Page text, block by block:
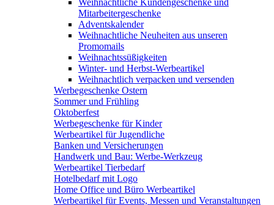
Weihnachtliche Kundengeschenke und
Mitarbeitergeschenke
Adventskalender
Weihnachtliche Neuheiten aus unseren
Promomails
Weihnachtssüßigkeiten
Winter- und Herbst-Werbeartikel
Weihnachtlich verpacken und versenden
Werbegeschenke Ostern
Sommer und Frühling
Oktoberfest
Werbegeschenke für Kinder
Werbeartikel für Jugendliche
Banken und Versicherungen
Handwerk und Bau: Werbe-Werkzeug
Werbeartikel Tierbedarf
Hotelbedarf mit Logo
Home Office und Büro Werbeartikel
Werbeartikel für Events, Messen und Veranstaltungen